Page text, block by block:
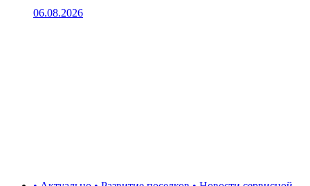
06.08.2026